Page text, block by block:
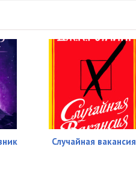
Случайная вакансия